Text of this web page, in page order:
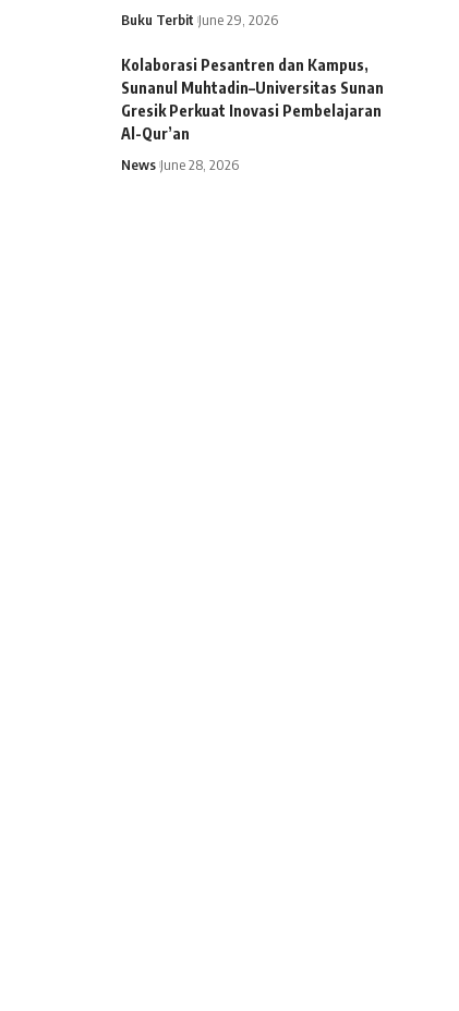
Buku Terbit June 29, 2026
Kolaborasi Pesantren dan Kampus,
Sunanul Muhtadin–Universitas Sunan
Gresik Perkuat Inovasi Pembelajaran
Al-Qur’an
News June 28, 2026